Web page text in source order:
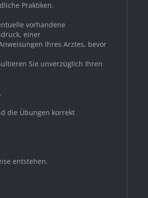
Praktiken.
vorhandene
einer
Ihres Arztes, bevor
Sie unverzüglich Ihren
die Übungen korrekt
entstehen.